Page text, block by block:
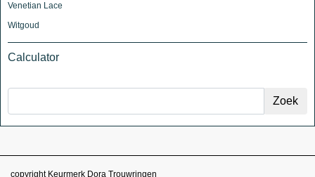
Venetian Lace
Witgoud
Calculator
copyright Keurmerk Dora Trouwringen